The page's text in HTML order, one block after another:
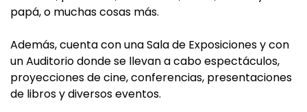
papá, o muchas cosas más.
Además, cuenta con una Sala de Exposiciones y con
un Auditorio donde se llevan a cabo espectáculos,
proyecciones de cine, conferencias, presentaciones
de libros y diversos eventos.